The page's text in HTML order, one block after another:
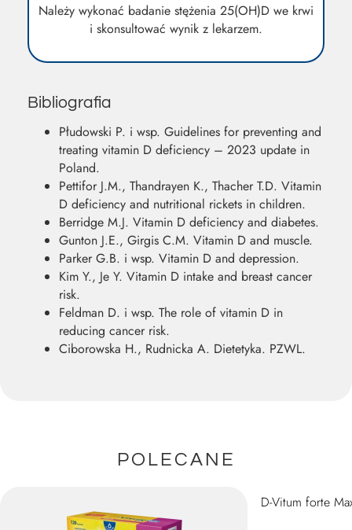
Należy wykonać badanie stężenia 25(OH)D we krwi
i skonsultować wynik z lekarzem.
Bibliografia
Płudowski P. i wsp. Guidelines for preventing and
treating vitamin D deficiency – 2023 update in
Poland.
Pettifor J.M., Thandrayen K., Thacher T.D. Vitamin
D deficiency and nutritional rickets in children.
Berridge M.J. Vitamin D deficiency and diabetes.
Gunton J.E., Girgis C.M. Vitamin D and muscle.
Parker G.B. i wsp. Vitamin D and depression.
Kim Y., Je Y. Vitamin D intake and breast cancer
risk.
Feldman D. i wsp. The role of vitamin D in
reducing cancer risk.
Ciborowska H., Rudnicka A. Dietetyka. PZWL.
POLECANE
D-Vitum forte